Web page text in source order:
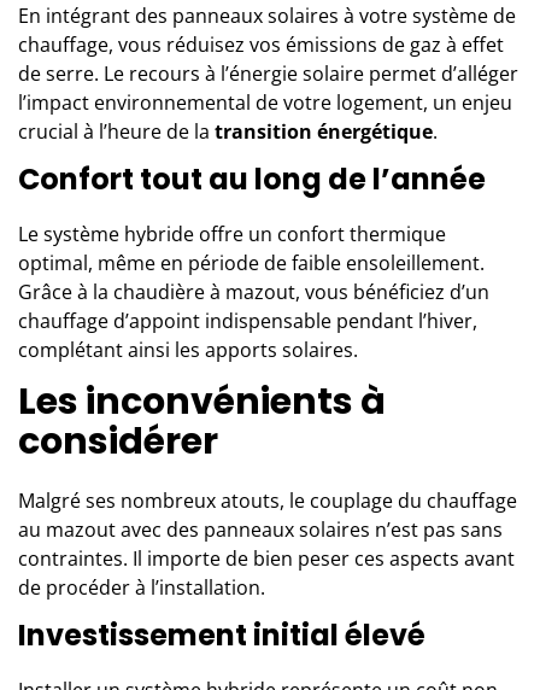
En intégrant des panneaux solaires à votre système de
chauffage, vous réduisez vos émissions de gaz à effet
de serre. Le recours à l’énergie solaire permet d’alléger
l’impact environnemental de votre logement, un enjeu
crucial à l’heure de la transition énergétique.
Confort tout au long de l’année
Le système hybride offre un confort thermique
optimal, même en période de faible ensoleillement.
Grâce à la chaudière à mazout, vous bénéficiez d’un
chauffage d’appoint indispensable pendant l’hiver,
complétant ainsi les apports solaires.
Les inconvénients à
considérer
Malgré ses nombreux atouts, le couplage du chauffage
au mazout avec des panneaux solaires n’est pas sans
contraintes. Il importe de bien peser ces aspects avant
de procéder à l’installation.
Investissement initial élevé